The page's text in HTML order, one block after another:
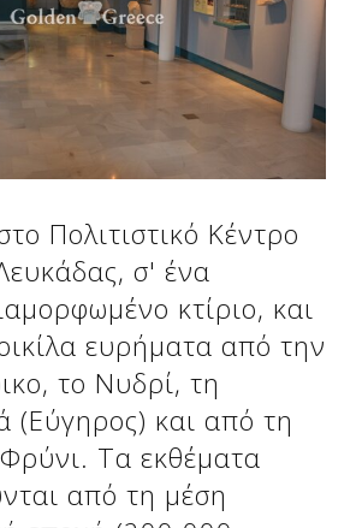
Πολιτιστικό Κέντρο
σ' ένα
κτίριο, και
ευρήματα από την
το Νυδρί, τη
(Εύγηρος) και από τη
Τα εκθέματα
από τη μέση